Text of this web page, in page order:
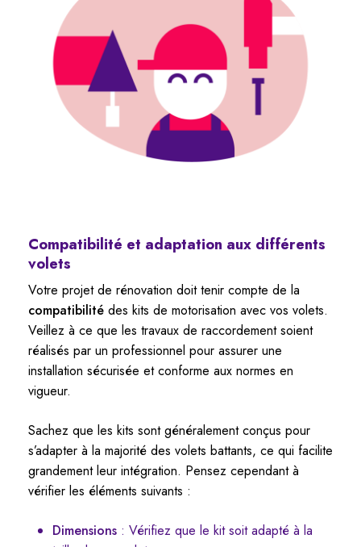
Compatibilité et adaptation aux différents
volets
Votre projet de rénovation doit tenir compte de la
compatibilitédes kits de motorisation avec vos volets.
Veillez à ce que les travaux de raccordement soient
réalisés par un professionnel pour assurer une
installation sécurisée et conforme aux normes en
vigueur.
Sachez que les kits sont généralement conçus pour
s’adapter à la majorité des volets battants, ce qui facilite
grandement leur intégration. Pensez cependant à
vérifier les éléments suivants :
Dimensions: Vérifiez que le kit soit adapté à la